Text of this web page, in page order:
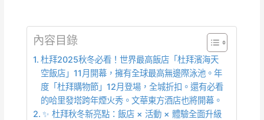
內容目錄
杜拜2025秋冬必看！世界最高飯店「杜拜濱海天
空飯店」11月開幕，擁有全球最高無邊際泳池。年
度「杜拜購物節」12月登場，全城折扣。還有必看
的哈里發塔跨年煙火秀。文華東方酒店也將開幕。
✨ 杜拜秋冬新亮點：飯店 × 活動 × 體驗全面升級